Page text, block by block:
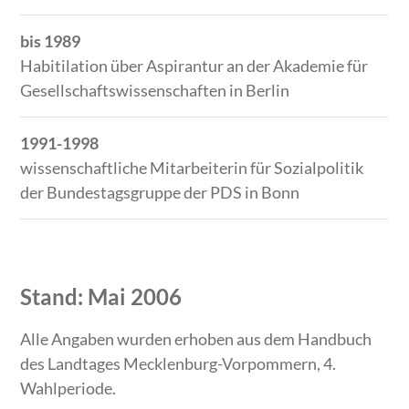
bis 1989
Habitilation über Aspirantur an der Akademie für
Gesellschaftswissenschaften in Berlin
1991-1998
wissenschaftliche Mitarbeiterin für Sozialpolitik
der Bundestagsgruppe der PDS in Bonn
Stand: Mai 2006
Alle Angaben wurden erhoben aus dem Handbuch
des Landtages Mecklenburg-Vorpommern, 4.
Wahlperiode.